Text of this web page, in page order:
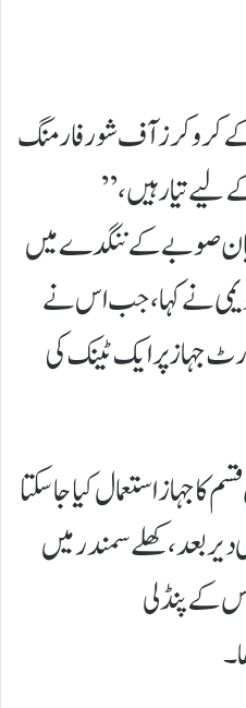
کروکرز آف شور فارمنگ
تیار ہیں،”
صوبے کے ننگدے میں
وو یمی نے کہا، جب اس نے
جہاز پر ایک ٹینک کی
جہاز استعمال کیا جا سکتا
بعد، کھلے سمندر میں
کے پنڈلی